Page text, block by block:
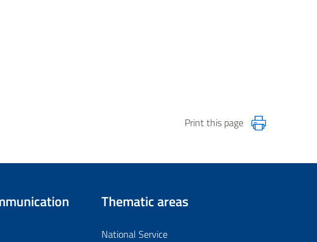
Print this page
Thematic areas
National Service